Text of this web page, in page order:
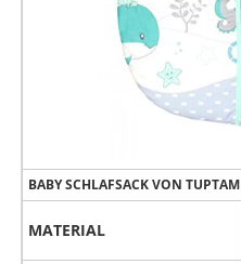
BABY SCHLAFSACK VON TUPTAM
MATERIAL